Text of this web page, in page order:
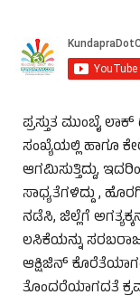
ಪ್ರಸ್ತುತ ಮುಂಬೈ
ಸಂಖ್ಯೆಯಲ್ಲಿ ಹಾಗೂ
ಆಗಮಿಸುತ್ತಿದ್ದು,
ಸಾಧ್ಯತೆಗಳಿದ್ದು ,
ನಡೆಸಿ, ಜಿಲ್ಲೆಗೆ
ಲಸಿಕೆಯನ್ನು
ಆಕ್ಷಿಜಿನ್
ತೊಂದರೆಯಾಗದತೆ